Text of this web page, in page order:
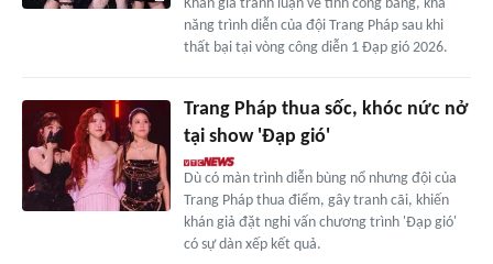
Khán giả tranh luận về tính công bằng, khả
năng trình diễn của đội Trang Pháp sau khi
thất bại tại vòng công diễn 1 Đạp gió 2026.
Trang Pháp thua sốc, khóc nức nở
tại show 'Đạp gió'
Dù có màn trình diễn bùng nổ nhưng đội của
Trang Pháp thua điểm, gây tranh cãi, khiến
khán giả đặt nghi vấn chương trình 'Đạp gió'
có sự dàn xếp kết quả.